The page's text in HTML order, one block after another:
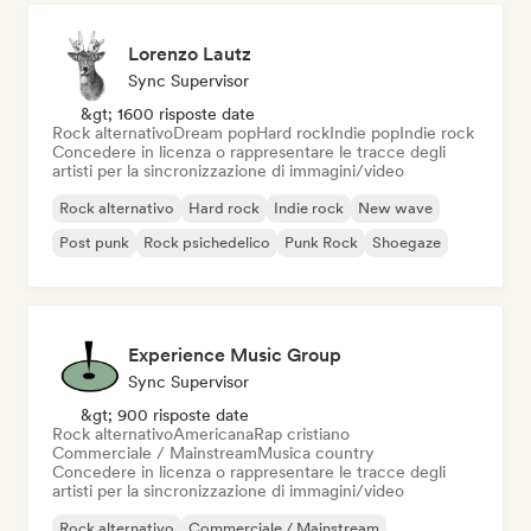
Lorenzo Lautz
Sync Supervisor
&gt; 1600 risposte date
Rock alternativoDream popHard rockIndie popIndie rock
Concedere in licenza o rappresentare le tracce degli
artisti per la sincronizzazione di immagini/video
Rock alternativo Hard rock Indie rock
New wave
Post punk
Rock psichedelico Punk Rock Shoegaze
Experience Music Group
Sync Supervisor
&gt; 900 risposte date
Rock alternativoAmericanaRap cristiano
Commerciale / MainstreamMusica country
Concedere in licenza o rappresentare le tracce degli
artisti per la sincronizzazione di immagini/video